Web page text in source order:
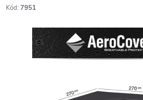
Kód: 7951